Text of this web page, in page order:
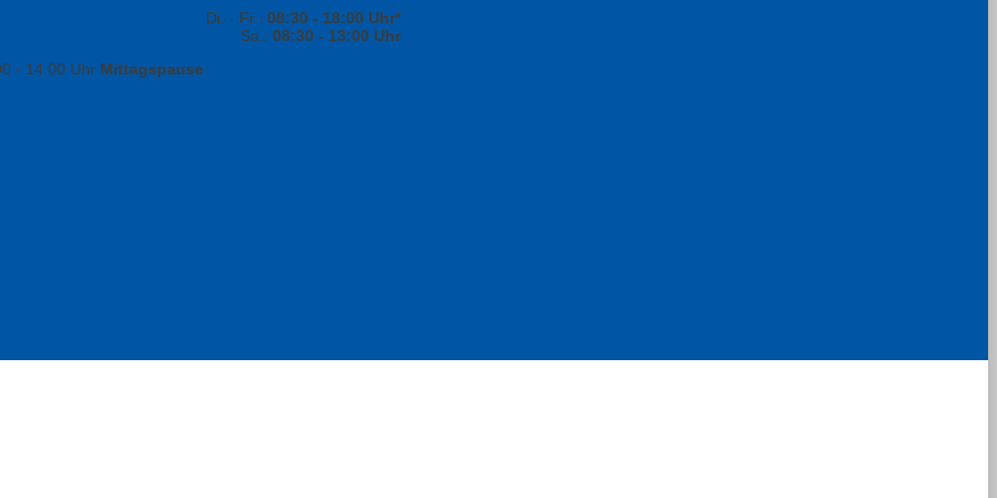
Di. - Fr.: 08:30 - 18:00 Uhr*
Sa.: 08:30 - 13:00 Uhr
- 14:00 Uhr Mittagspause
Augenoptiker (m/w/d)